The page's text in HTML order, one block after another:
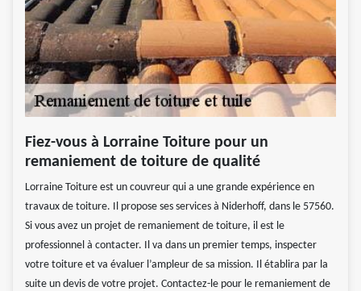
Fiez-vous à Lorraine Toiture pour un
remaniement de toiture de qualité
Lorraine Toiture est un couvreur qui a une grande expérience en
travaux de toiture. Il propose ses services à Niderhoff, dans le 57560.
Si vous avez un projet de remaniement de toiture, il est le
professionnel à contacter. Il va dans un premier temps, inspecter
votre toiture et va évaluer l’ampleur de sa mission. Il établira par la
suite un devis de votre projet. Contactez-le pour le remaniement de